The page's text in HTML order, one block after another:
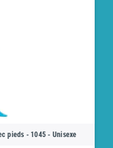
pieds - 1045 - Unisexe